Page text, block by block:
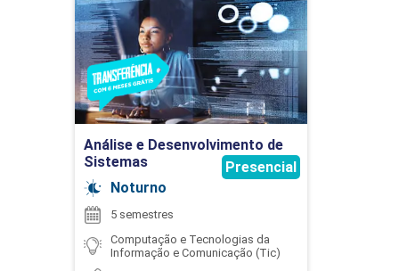
ANÁLISE DE ALGORITMOS
45
ATIVIDADES COMPLEMENTARES
DOUGLAS TSUKAMOTO
EDILBERTO PEREIRA TEIXEIRA
Análise e Desenvolvimento de
Sistemas
Noturno
Presencial
5 semestres
Computação e Tecnologias da
Informação e Comunicação (Tic)
de Sistemas
Detalhes do curso
Ir para Inscrição